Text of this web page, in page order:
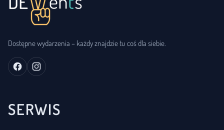
Dostępne wydarzenia – każdy znajdzie tu coś dla siebie.
SERWIS